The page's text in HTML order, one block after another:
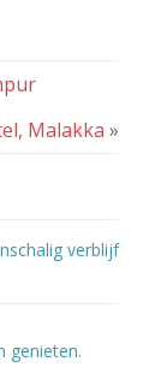
Malakka »
verblijf
genieten.